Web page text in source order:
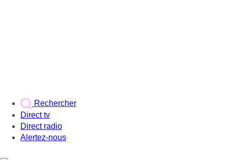
Rechercher
Direct tv
Direct radio
Alertez-nous